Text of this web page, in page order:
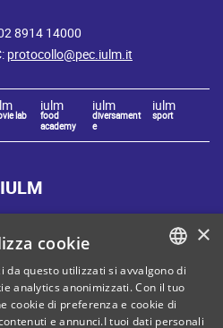
8914 14000
protocollo@pec.iulm.it
lab
iulm
food
academy
iulm
diversament
e
iulm
sport
Privacy policy
ITALIAN
ENGLISH
×
cookie
questo utilizzati si avvalgono di
analytics anonimizzati. Con il tuo
cookie di preferenza e cookie di
e annunci.I tuoi dati personali